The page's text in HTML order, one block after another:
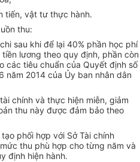
tiến, vật tư thực hành.
thu:
sau khi để lại 40% phần học phí
lương theo quy định, phần còn
các tiêu chuẩn của Quyết định số
năm 2014 của Ủy ban nhân dân
chính và thực hiện miễn, giảm
thu này được đảm bảo theo
phối hợp với Sở Tài chính
thu phù hợp cho từng năm và
định hiện hành.